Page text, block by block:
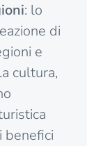
: lo
di
e
cultura,
benefici